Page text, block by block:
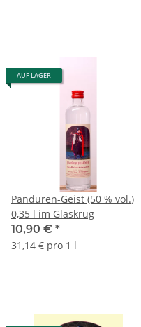
AUF LAGER
Panduren-Geist (50 % vol.)
0,35 l im Glaskrug
10,90 € *
31,14 € pro 1 l